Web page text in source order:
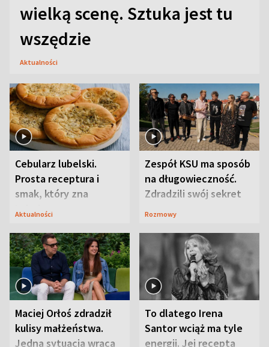
wielką scenę. Sztuka jest tu
wszędzie
Aktualności
Cebularz lubelski.
Prosta receptura i
smak, który zna
Lubelszczyzna
Aktualności
Zespół KSU ma sposób
na długowieczność.
Zdradzili swój sekret
Rozmowy
Maciej Orłoś zdradził
kulisy małżeństwa.
Jedna sytuacja wraca
To dlatego Irena
Santor wciąż ma tyle
energii. Jej recepta